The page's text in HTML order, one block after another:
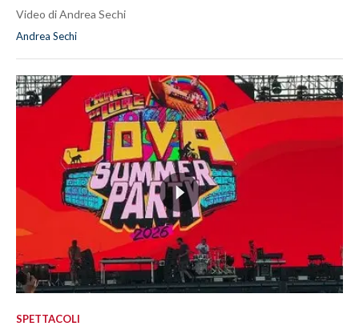
Video di Andrea Sechi
Andrea Sechi
SPETTACOLI